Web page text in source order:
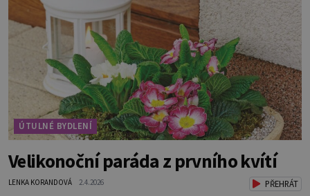
vašeho interiéru hodit?Dřevěný nábytek sluší
každému pokoji. Jak ho správně použít? Které
ÚTULNÉ BYDLENÍ
Velikonoční paráda z prvního kvítí
LENKA KORANDOVÁ 2.4.2026 PŘEHRÁT